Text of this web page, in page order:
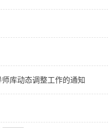
库动态调整工作的通知